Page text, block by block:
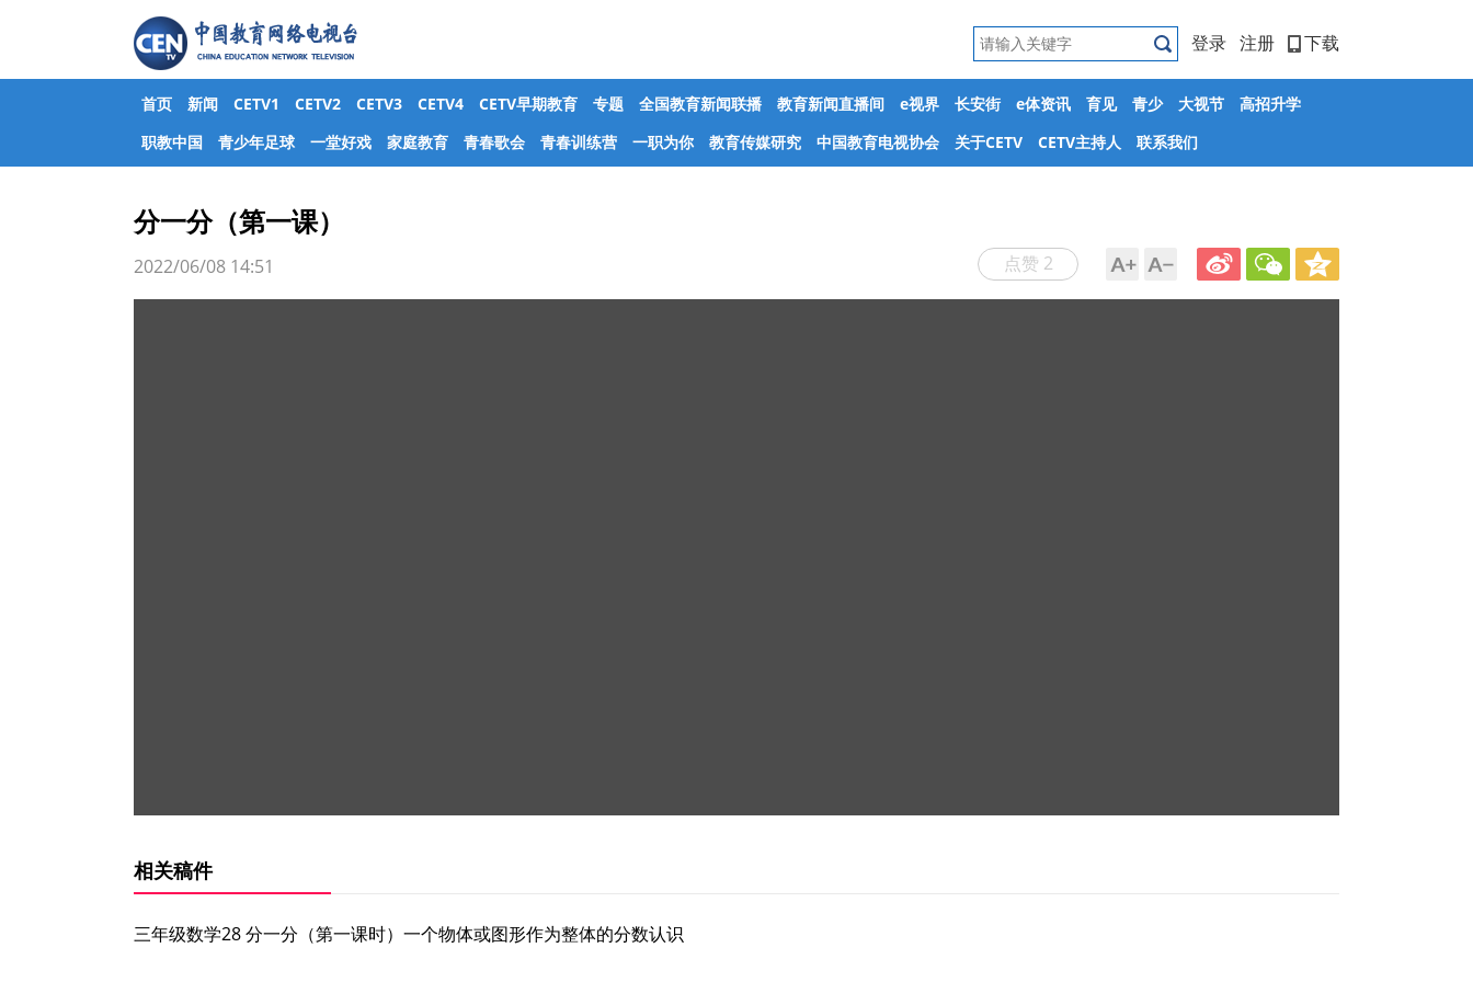
登录 注册 下载
首页 新闻 CETV1 CETV2 CETV3 CETV4 CETV早期教育 专题 全国教育新闻联播 教育新闻直播间 e视界 长安街 e体资讯 育见 青少 大视节
高招升学
职教中国
青少年足球 一堂好戏 家庭教育 青春歌会 青春训练营 一职为你 教育传媒研究 中国教育电视协会 关于CETV CETV主持人 联系我们
分一分（第一课）
点赞 2
2022/06/08 14:51
相关稿件
三年级数学28 分一分（第一课时）一个物体或图形作为整体的分数认识